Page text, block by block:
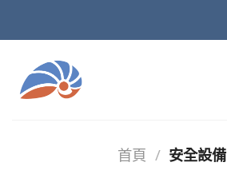
首頁 / 安全設備